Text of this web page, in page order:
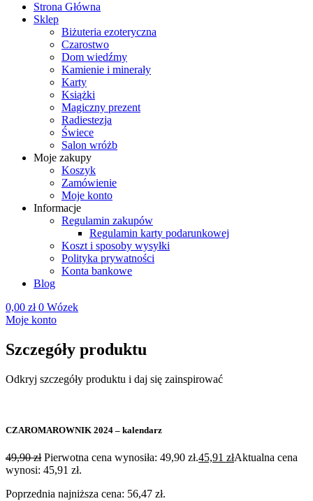
Strona Główna
Sklep
Biżuteria ezoteryczna
Czarostwo
Dom wiedźmy
Kamienie i minerały
Karty
Książki
Magiczny prezent
Radiestezja
Świece
Salon wróżb
Moje zakupy
Koszyk
Zamówienie
Moje konto
Informacje
Regulamin zakupów
Regulamin karty podarunkowej
Koszt i sposoby wysyłki
Polityka prywatności
Konta bankowe
Blog
0,00 zł 0 Wózek
Moje konto
Szczegóły produktu
Odkryj szczegóły produktu i daj się zainspirować
CZAROMAROWNIK 2024 – kalendarz
49,90zł Pierwotna cena wynosiła: 49,90 zł.45,91 złAktualna cena
wynosi: 45,91 zł.
Poprzednia najniższa cena: 56,47 zł.